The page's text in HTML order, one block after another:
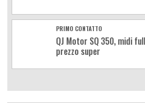
PRIMO CONTATTO
QJ Motor SQ 350, midi
prezzo super